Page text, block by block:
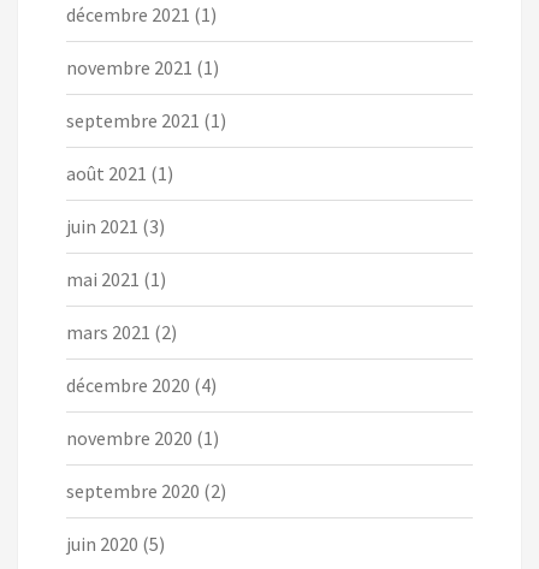
décembre 2021 (1)
novembre 2021 (1)
septembre 2021 (1)
août 2021 (1)
juin 2021 (3)
mai 2021 (1)
mars 2021 (2)
décembre 2020 (4)
novembre 2020 (1)
septembre 2020 (2)
juin 2020 (5)